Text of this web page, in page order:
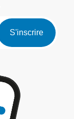
S'inscrire